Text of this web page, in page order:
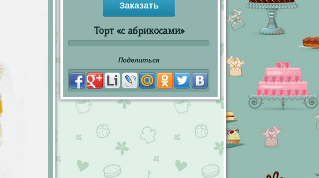
Заказать
Торт «с абрикосами»
Поделиться